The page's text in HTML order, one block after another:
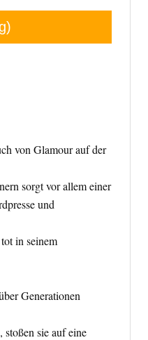
von Glamour auf der
sorgt vor allem einer
und
in seinem
Generationen
sie auf eine